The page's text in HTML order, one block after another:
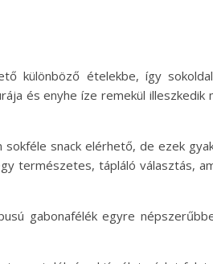
különböző ételekbe, így
és enyhe íze remekül illeszkedik
snack elérhető, de ezek
természetes, tápláló választás,
gabonafélék egyre